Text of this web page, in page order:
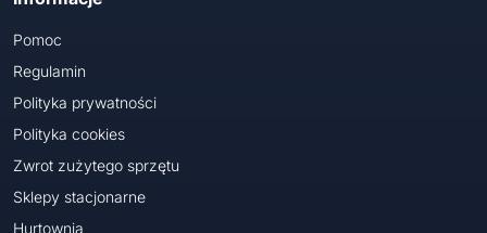
Pomoc
Regulamin
Polityka prywatności
Polityka cookies
Zwrot zużytego sprzętu
Sklepy stacjonarne
Hurtownia